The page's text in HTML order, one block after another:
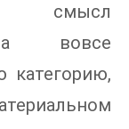
смысл
вовсе
категорию,